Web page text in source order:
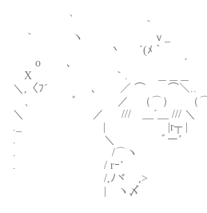
、
｀ ′
｀ ヽ
丶 ´(ﾒ｀
o ､ ´ ﾞ
X ｀. ＿＿＿
＼,〈ﾌ´ 、 ／ ⌒
、 ﾞ ／ （⌒
＼ ／ /// __´__ /// ＼
._ | |r┬ | |
. ＼ ﾞー’ ,
. /⌒ヽ ｨ
. / rｰ’ゝ 〆
/,ﾉヾ ,> ヾ_
| ヽ〆